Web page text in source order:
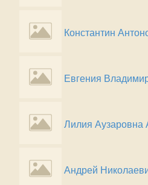
Константин
Евгения
Лилия Аузаровна
Андрей